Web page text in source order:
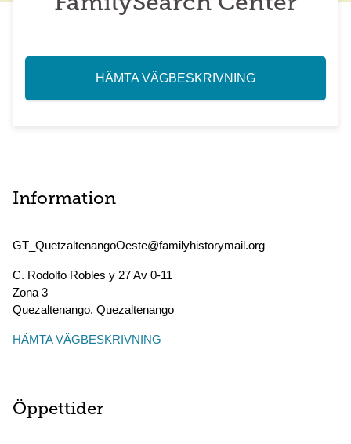
HÄMTA VÄGBESKRIVNING
Information
GT_QuetzaltenangoOeste@familyhistorymail.org
C. Rodolfo Robles y 27 Av 0-11
Zona 3
Quezaltenango, Quezaltenango
HÄMTA VÄGBESKRIVNING
Öppettider